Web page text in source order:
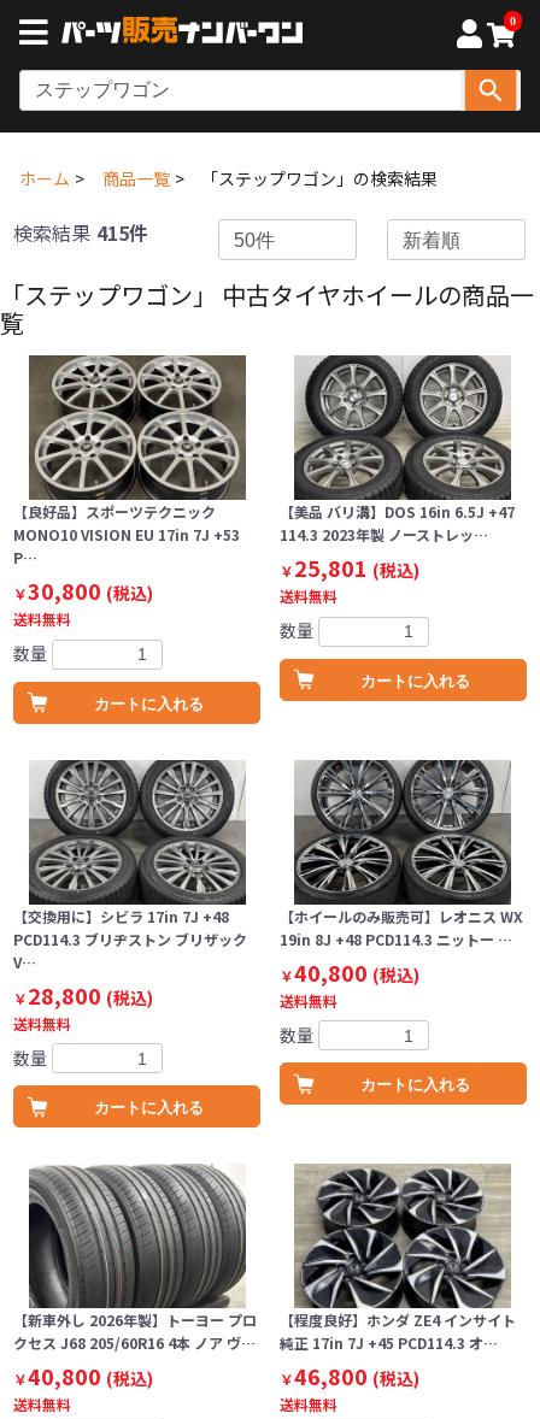
0
ホーム 商品一覧 「ステップワゴン」の検索結果
検索結果 415件
「ステップワゴン」 中古タイヤホイールの商品一
覧
【良好品】スポーツテクニック
MONO10 VISION EU 17in 7J +53
P…
￥30,800 (税込)
送料無料
数量
カートに入れる
【美品 バリ溝】DOS 16in 6.5J +47
114.3 2023年製 ノーストレッ…
￥25,801 (税込)
送料無料
数量
カートに入れる
【交換用に】シビラ 17in 7J +48
PCD114.3 ブリヂストン ブリザック
V…
￥28,800 (税込)
送料無料
数量
カートに入れる
【ホイールのみ販売可】レオニス WX
19in 8J +48 PCD114.3 ニットー …
￥40,800 (税込)
送料無料
数量
カートに入れる
【新車外し 2026年製】トーヨー プロ
クセス J68 205/60R16 4本 ノア ヴ…
￥40,800 (税込)
送料無料
【程度良好】ホンダ ZE4 インサイト
純正 17in 7J +45 PCD114.3 オ…
￥46,800 (税込)
送料無料